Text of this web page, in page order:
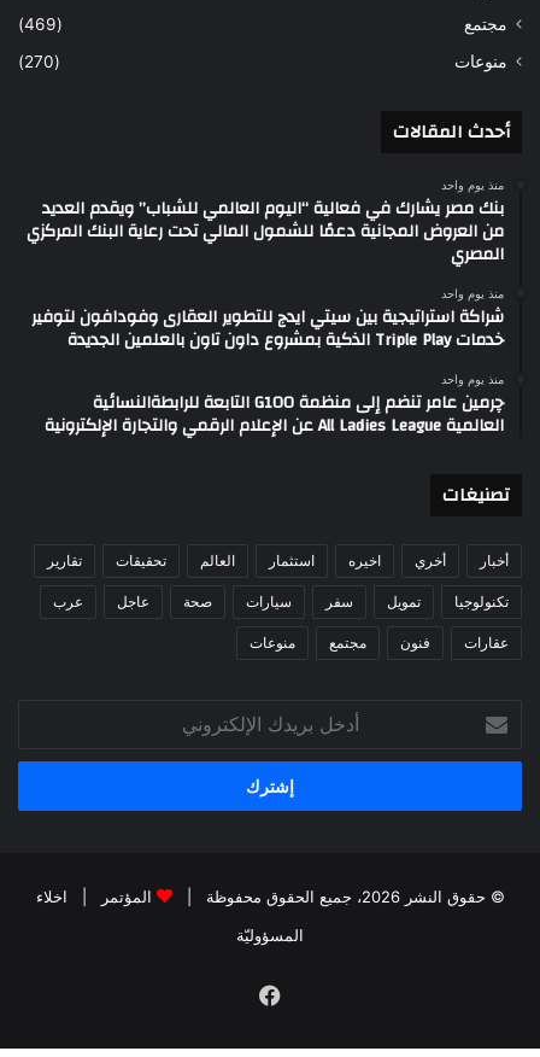
مجتمع
(469)
منوعات
(270)
أحدث المقالات
منذ يوم واحد
بنك مصر يشارك في فعالية “اليوم العالمي للشباب” ويقدم العديد
من العروض المجانية دعمًا للشمول المالي تحت رعاية البنك المركزي
المصري
منذ يوم واحد
شراكة استراتيجية بين سيتي ايدج للتطوير العقارى وفودافون لتوفير
خدمات Triple Play الذكية بمشروع داون تاون بالعلمين الجديدة
منذ يوم واحد
چرمين عامر تنضم إلى منظمة G100 التابعة للرابطةالنسائية
العالمية All Ladies League عن الإعلام الرقمي والتجارة الإلكترونية
تصنيغات
أخبار أخري اخيره استثمار العالم تحقيقات تقارير
تكنولوجيا تمويل سفر سيارات صحة عاجل عرب
عقارات فنون مجتمع منوعات
بريدك
الإلكتروني
© حقوق النشر 2026، جميع الحقوق محفوظة | المؤتمر
اخلاء
المسؤوليّة
فيسبوك